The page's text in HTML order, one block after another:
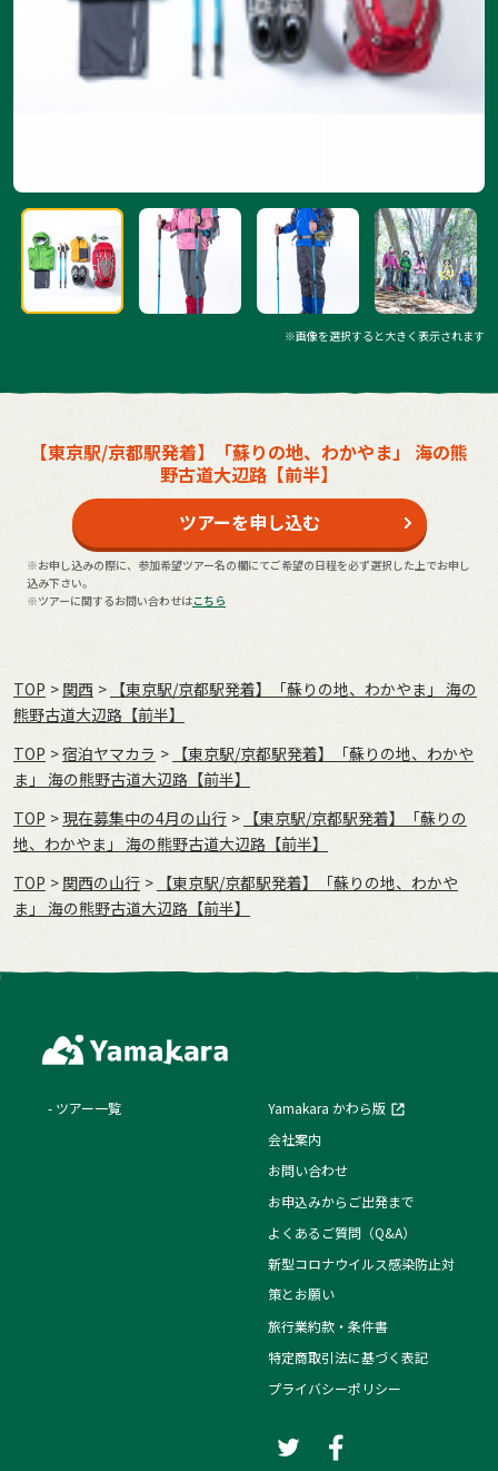
※画像を選択すると大きく表示されます
【東京駅/京都駅発着】「蘇りの地、わかやま」 海の熊
野古道大辺路【前半】
ツアーを申し込む
※お申し込みの際に、参加希望ツアー名の欄にてご希望の日程を必ず選択した上でお申し
込み下さい。
※ツアーに関するお問い合わせはこちら
TOP 関西
【東京駅/京都駅発着】「蘇りの地、わかやま」 海の
熊野古道大辺路【前半】
TOP
宿泊ヤマカラ
【東京駅/京都駅発着】「蘇りの地、わかや
ま」 海の熊野古道大辺路【前半】
TOP
現在募集中の4月の山行
【東京駅/京都駅発着】「蘇りの
地、わかやま」 海の熊野古道大辺路【前半】
TOP
関西の山行
【東京駅/京都駅発着】「蘇りの地、わかや
ま」 海の熊野古道大辺路【前半】
ツアー一覧
Yamakara かわら版
会社案内
お問い合わせ
お申込みからご出発まで
よくあるご質問（Q&A）
新型コロナウイルス感染防止対
策とお願い
旅行業約款・条件書
特定商取引法に基づく表記
プライバシーポリシー